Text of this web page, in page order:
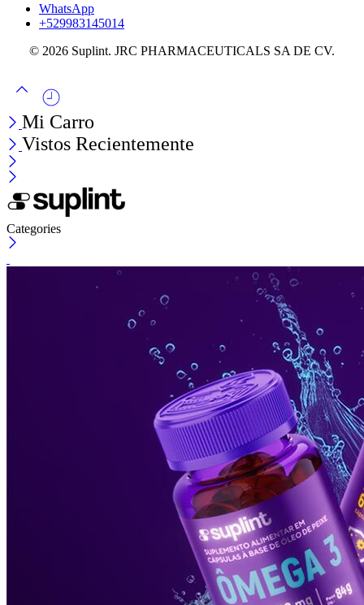
WhatsApp
+529983145014
© 2026 Suplint. JRC PHARMACEUTICALS SA DE CV.
Mi Carro
Vistos Recientemente
Categories